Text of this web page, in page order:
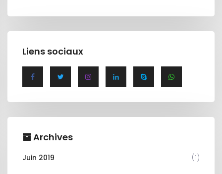
Liens sociaux
Archives
Juin 2019 (1)